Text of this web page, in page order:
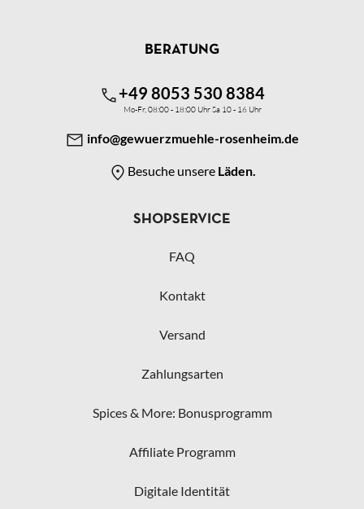
BERATUNG
+49 8053 530 8384
Mo-Fr, 08:00 - 18:00 Uhr Sa 10 - 16 Uhr
info@gewuerzmuehle-rosenheim.de
Besuche unsere Läden.
SHOPSERVICE
FAQ
Kontakt
Versand
Zahlungsarten
Spices & More: Bonusprogramm
Affiliate Programm
Digitale Identität